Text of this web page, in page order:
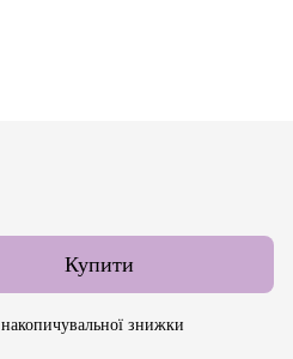
Купити
знижки